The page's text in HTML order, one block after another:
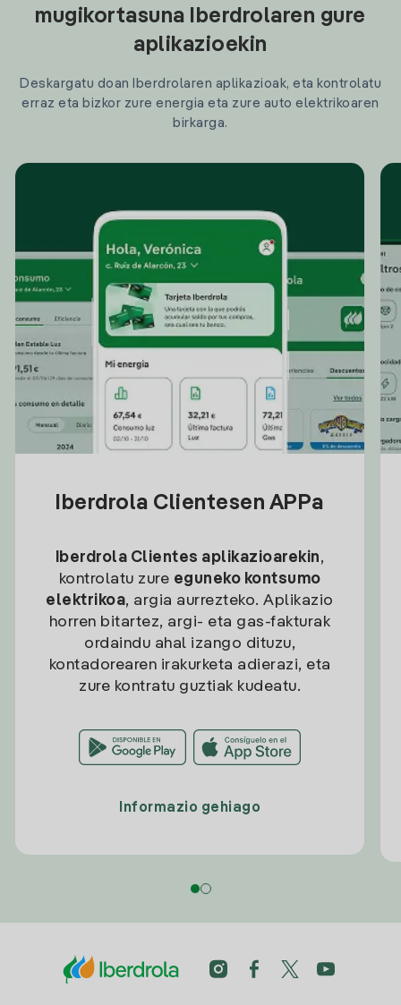
mugikortasuna Iberdrolaren gure
aplikazioekin
Deskargatu doan Iberdrolaren aplikazioak, eta kontrolatu
erraz eta bizkor zure energia eta zure auto elektrikoaren
birkarga.
Iberdrola Clientesen APPa
Iberdrola Clientes aplikazioarekin,
kontrolatu zure eguneko kontsumo
elektrikoa, argia aurrezteko. Aplikazio
horren bitartez, argi- eta gas-fakturak
ordaindu ahal izango dituzu,
kontadorearen irakurketa adierazi, eta
zure kontratu guztiak kudeatu.
Informazio gehiago